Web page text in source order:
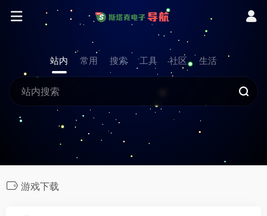
站内 常用 搜索 工具 社区 生活
游戏下载